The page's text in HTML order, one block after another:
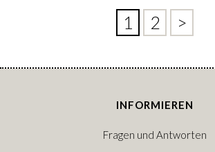
1 2 >
INFORMIEREN
Fragen und Antworten